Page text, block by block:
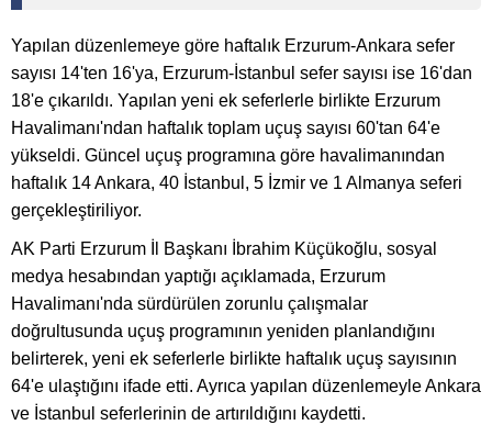
Yapılan düzenlemeye göre haftalık Erzurum-Ankara sefer
sayısı 14'ten 16'ya, Erzurum-İstanbul sefer sayısı ise 16'dan
18'e çıkarıldı. Yapılan yeni ek seferlerle birlikte Erzurum
Havalimanı'ndan haftalık toplam uçuş sayısı 60'tan 64'e
yükseldi. Güncel uçuş programına göre havalimanından
haftalık 14 Ankara, 40 İstanbul, 5 İzmir ve 1 Almanya seferi
gerçekleştiriliyor.
AK Parti Erzurum İl Başkanı İbrahim Küçükoğlu, sosyal
medya hesabından yaptığı açıklamada, Erzurum
Havalimanı'nda sürdürülen zorunlu çalışmalar
doğrultusunda uçuş programının yeniden planlandığını
belirterek, yeni ek seferlerle birlikte haftalık uçuş sayısının
64'e ulaştığını ifade etti. Ayrıca yapılan düzenlemeyle Ankara
ve İstanbul seferlerinin de artırıldığını kaydetti.